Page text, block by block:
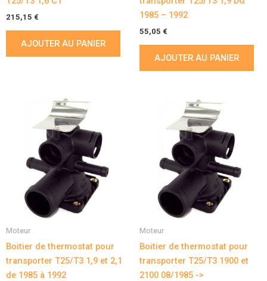
215,15 €
AJOUTER AU PANIER
1985 – 1992
55,05 €
AJOUTER AU PANIER
Moteur
Boitier de thermostat pour
transporter T25/T3 1,9 et 2,1
de 1985 à 1992
Moteur
Boitier de thermostat pour
transporter T25/T3 1900 et
2100 08/1985 ->